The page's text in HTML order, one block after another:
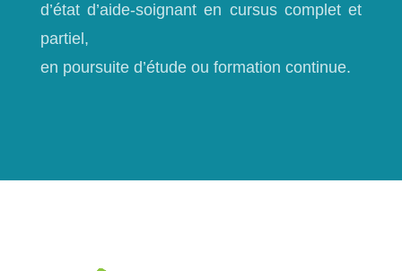
d’état d’aide-soignant en cursus complet et
partiel,
en poursuite d’étude ou formation continue.